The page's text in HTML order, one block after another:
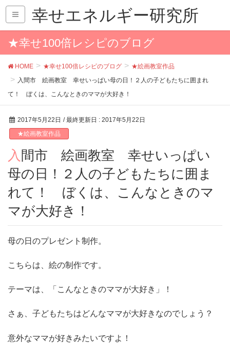
幸せエネルギー研究所
★幸せ100倍レシピのブログ
HOME ★幸せ100倍レシピのブログ
★絵画教室作品
入間市 絵画教室 幸せいっぱい母の日！２人の子どもたちに囲まれ
て！ ぼくは、こんなときのママが大好き！
2017年5月22日 / 最終更新日 : 2017年5月22日
★絵画教室作品
入間市 絵画教室 幸せいっぱい
母の日！２人の子どもたちに囲ま
れて！ ぼくは、こんなときのマ
マが大好き！
母の日のプレゼント制作。
こちらは、絵の制作です。
テーマは、「こんなときのママが大好き」！
さぁ、子どもたちはどんなママが大好きなのでしょう？
意外なママが好きみたいですよ！